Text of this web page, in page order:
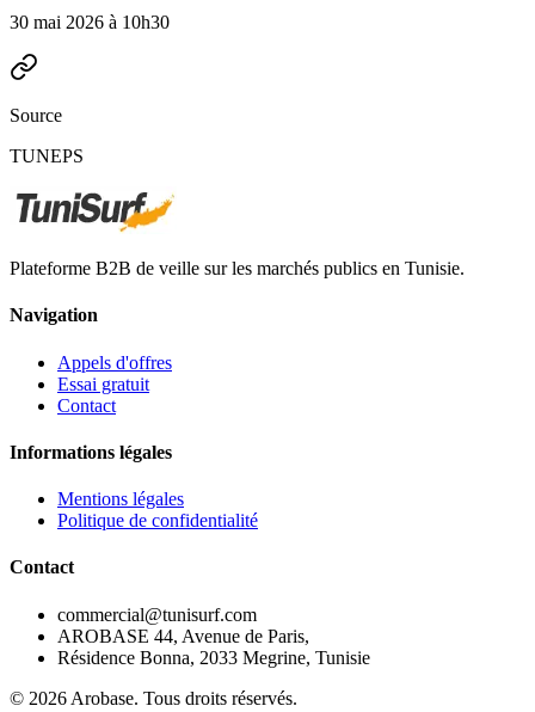
30 mai 2026 à 10h30
Source
TUNEPS
Plateforme B2B de veille sur les marchés publics en Tunisie.
Navigation
Appels d'offres
Essai gratuit
Contact
Informations légales
Mentions légales
Politique de confidentialité
Contact
commercial@tunisurf.com
AROBASE 44, Avenue de Paris,
Résidence Bonna, 2033 Megrine, Tunisie
© 2026 Arobase. Tous droits réservés.